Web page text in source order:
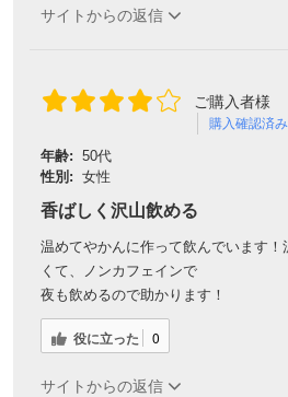
サイトからの返信
ご購入者様
購入確認済み
年齢: 50代
性別: 女性
香ばしく沢山飲める
温めてやかんに作って飲んでいます！
くて、ノンカフェインで
夜も飲めるので助かります！
役に立った 0
サイトからの返信